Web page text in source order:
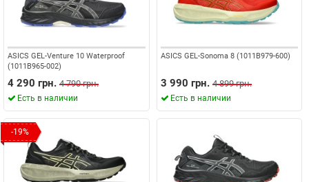
ASICS GEL-Venture 10 Waterproof
(1011B965-002)
4 290 грн. 4 790 грн.
Есть в наличии
ASICS GEL-Sonoma 8 (1011B979-600)
3 990 грн. 4 899 грн.
Есть в наличии
-19%